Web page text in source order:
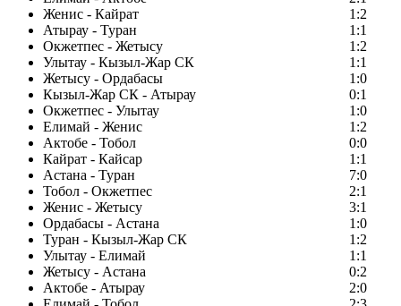
Женис - Кайрат
1:2
Атырау - Туран
1:1
Окжетпес - Жетысу
1:2
Улытау - Кызыл-Жар СК
1:1
Жетысу - Ордабасы
1:0
Кызыл-Жар СК - Атырау
0:1
Окжетпес - Улытау
1:0
Елимай - Женис
1:2
Актобе - Тобол
0:0
Кайрат - Кайсар
1:1
Астана - Туран
7:0
Тобол - Окжетпес
2:1
Женис - Жетысу
3:1
Ордабасы - Астана
1:0
Туран - Кызыл-Жар СК
1:2
Улытау - Елимай
1:1
Жетысу - Астана
0:2
Актобе - Атырау
2:0